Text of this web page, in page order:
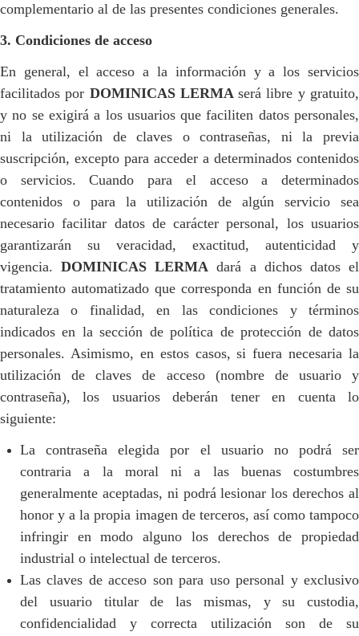
complementario al de las presentes condiciones generales.
3. Condiciones de acceso
En general, el acceso a la información y a los servicios
facilitados por DOMINICAS LERMAserá libre y gratuito,
y no se exigirá a los usuarios que faciliten datos personales,
ni la utilización de claves o contraseñas, ni la previa
suscripción, excepto para acceder a determinados contenidos
o servicios. Cuando para el acceso a determinados
contenidos o para la utilización de algún servicio sea
necesario facilitar datos de carácter personal, los usuarios
garantizarán su veracidad, exactitud, autenticidad y
vigencia.DOMINICAS LERMA dará a dichos datos el
tratamiento automatizado que corresponda en función de su
naturaleza o finalidad, en las condiciones y términos
indicados en la sección de política de protección de datos
personales. Asimismo, en estos casos, si fuera necesaria la
utilización de claves de acceso (nombre de usuario y
contraseña), los usuarios deberán tener en cuenta lo
siguiente:
La contraseña elegida por el usuario no podrá ser
contraria a la moral ni a las buenas costumbres
generalmente aceptadas, ni podrá lesionar los derechos al
honor y a la propia imagen de terceros, así como tampoco
infringir en modo alguno los derechos de propiedad
industrial o intelectual de terceros.
Las claves de acceso son para uso personal y exclusivo
del usuario titular de las mismas, y su custodia,
confidencialidad y correcta utilización son de su